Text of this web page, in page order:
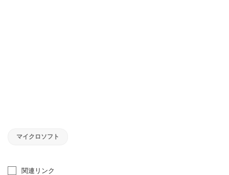
マイクロソフト
関連リンク